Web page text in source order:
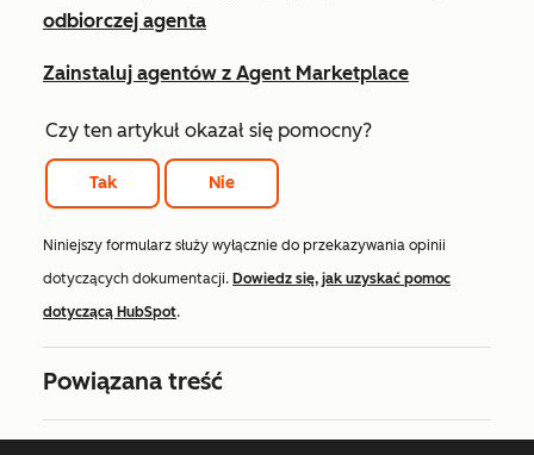
odbiorczej agenta
Zainstaluj agentów z Agent Marketplace
Czy ten artykuł okazał się pomocny?
Tak Nie
Niniejszy formularz służy wyłącznie do przekazywania opinii
dotyczących dokumentacji. Dowiedz się, jak uzyskać pomoc
dotyczącą HubSpot.
Powiązana treść